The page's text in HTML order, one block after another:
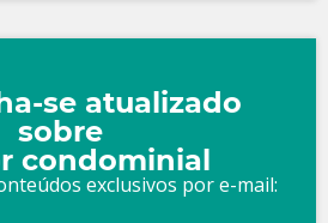
se atualizado
sobre
condominial
exclusivos por e-mail: